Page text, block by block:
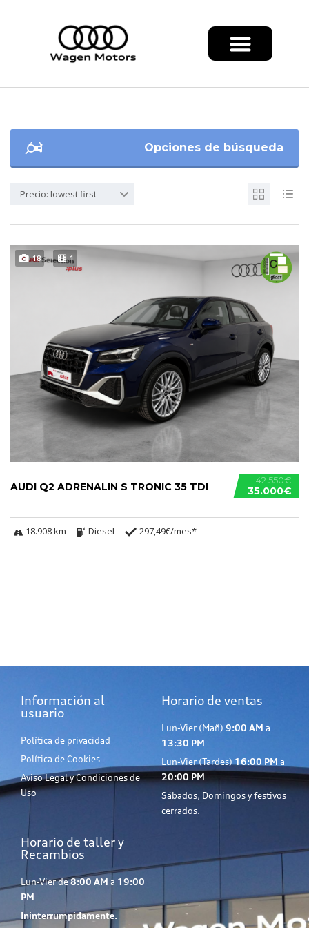
Opciones de búsqueda
Precio: lowest first
18 1
42.550€
35.000€
AUDI Q2 ADRENALIN S TRONIC 35 TDI
18.908 km Diesel 297,49€/mes*
Información al
usuario
Política de privacidad
Política de Cookies
Aviso Legal y Condiciones de
Uso
Horario de ventas
Lun-Vier (Mañ) 9:00 AM a
13:30 PM
Lun-Vier (Tardes) 16:00 PM a
20:00 PM
Sábados, Domingos y festivos
cerrados.
Horario de taller y
Recambios
Lun-Vier de8:00 AM a 19:00
PM
Ininterrumpidamente.